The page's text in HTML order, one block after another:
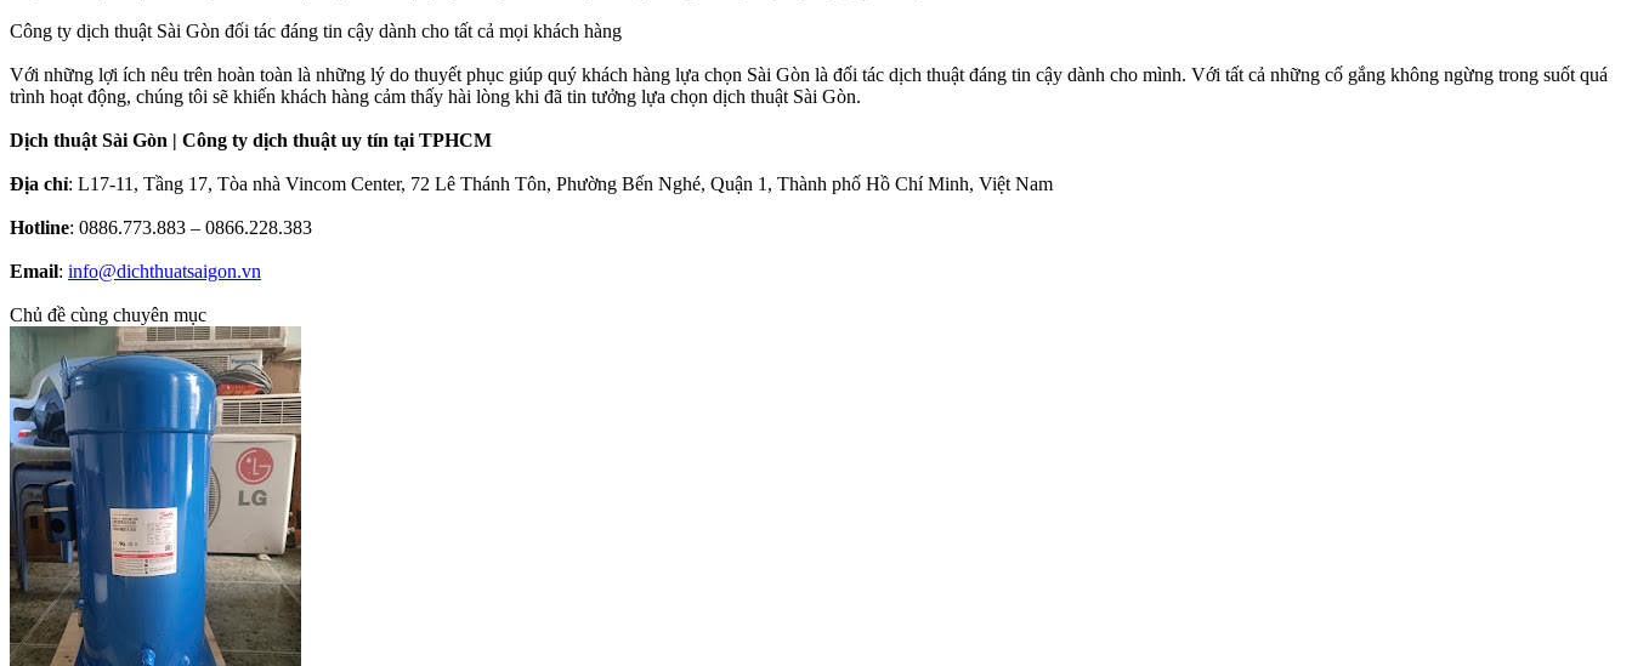
Công ty dịch thuật Sài Gòn đối tác đáng tin cậy dành cho tất cả mọi khách hàng
Với những lợi ích nêu trên hoàn toàn là những lý do thuyết phục giúp quý khách hàng lựa chọn Sài Gòn là đối tác dịch thuật đáng tin cậy dành cho mình. Với tất cả những cố gắng không ngừng trong suốt quá
trình hoạt động, chúng tôi sẽ khiến khách hàng cảm thấy hài lòng khi đã tin tưởng lựa chọn dịch thuật Sài Gòn.
Dịch thuật Sài Gòn | Công ty dịch thuật uy tín tại TPHCM
Địa chỉ: L17-11, Tầng 17, Tòa nhà Vincom Center, 72 Lê Thánh Tôn, Phường Bến Nghé, Quận 1, Thành phố Hồ Chí Minh, Việt Nam
Hotline: 0886.773.883 – 0866.228.383
Email: info@dichthuatsaigon.vn
Chủ đề cùng chuyên mục